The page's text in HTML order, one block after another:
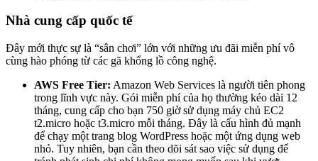
Nhà cung cấp quốc tế
Đây mới thực sự là “sân chơi” lớn với những ưu đãi miễn phí vô
cùng hào phóng từ các gã khổng lồ công nghệ.
AWS Free Tier: Amazon Web Services là người tiên phong
trong lĩnh vực này. Gói miễn phí của họ thường kéo dài 12
tháng, cung cấp cho bạn 750 giờ sử dụng máy chủ EC2
t2.micro hoặc t3.micro mỗi tháng. Đây là cấu hình đủ mạnh
để chạy một trang blog WordPress hoặc một ứng dụng web
nhỏ. Tuy nhiên, bạn cần theo dõi sát sao việc sử dụng để